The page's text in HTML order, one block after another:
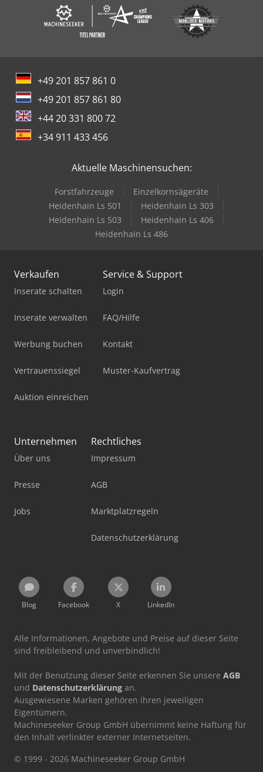
+49 201 857 861 0
+49 201 857 861 80
+44 20 331 800 72
+34 911 433 456
Aktuelle Maschinensuchen:
Forstfahrzeuge
Einzelkornsägeräte
Heidenhain Ls 501
Heidenhain Ls 303
Heidenhain Ls 503
Heidenhain Ls 406
Heidenhain Ls 486
Verkaufen
Inserate schalten
Inserate verwalten
Werbung buchen
Vertrauenssiegel
Auktion einreichen
Service & Support
Login
FAQ/Hilfe
Kontakt
Muster-Kaufvertrag
Unternehmen
Über uns
Presse
Jobs
Rechtliches
Impressum
AGB
Marktplatzregeln
Datenschutzerklärung
Blog Facebook X LinkedIn
Alle Informationen, Angebote und Preise auf dieser Seite
sind freibleibend und unverbindlich!
Mit der Benutzung dieser Seite erkennen Sie unsere AGB
und Datenschutzerklärung an.
Ausgewiesene Marken gehören ihren jeweiligen
Eigentümern.
Machineseeker Group GmbH übernimmt keine Haftung für
den Inhalt verlinkter externer Internetseiten.
© 1999 - 2026 Machineseeker Group GmbH